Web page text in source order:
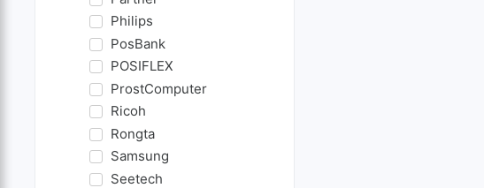
Philips
PosBank
POSIFLEX
ProstComputer
Ricoh
Rongta
Samsung
Seetech